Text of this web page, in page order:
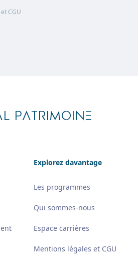
CGU
PATRIMOINE
Explorez davantage
Les programmes
Qui sommes-nous
Espace carrières
Mentions légales et CGU